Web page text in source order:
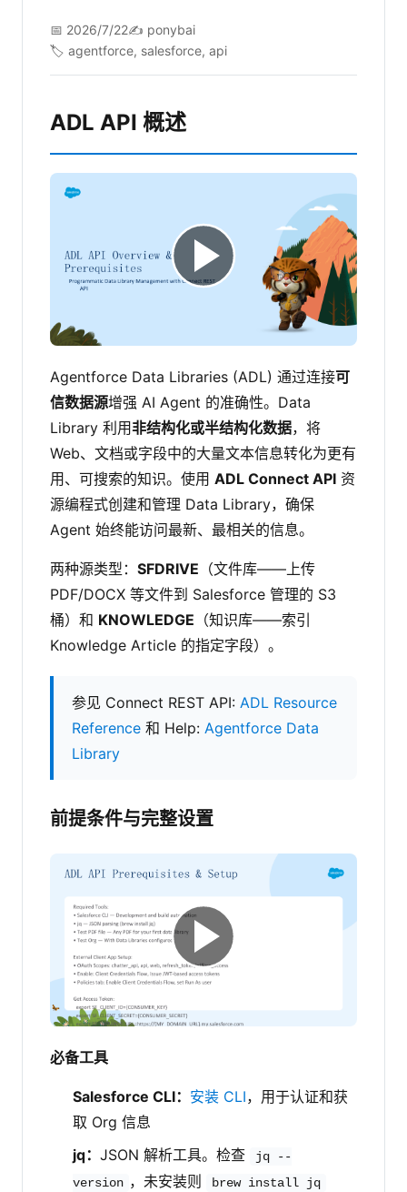
📅 2026/7/22✍️ ponybai
🏷️ agentforce, salesforce, api
ADL API 概述
Agentforce Data Libraries (ADL) 通过连接可
信数据源增强 AI Agent 的准确性。Data
Library 利用非结构化或半结构化数据，将
Web、文档或字段中的大量文本信息转化为更有
用、可搜索的知识。使用 ADL Connect API 资
源编程式创建和管理 Data Library，确保
Agent 始终能访问最新、最相关的信息。
两种源类型： SFDRIVE （文件库——上传
PDF/DOCX 等文件到 Salesforce 管理的 S3
桶）和 KNOWLEDGE （知识库——索引
Knowledge Article 的指定字段）。
参见 Connect REST API: ADL Resource
Reference 和 Help: Agentforce Data
Library
前提条件与完整设置
必备工具
Salesforce CLI： 安装 CLI，用于认证和获
取 Org 信息
jq： JSON 解析工具。检查
jq --
version ，未安装则 brew install jq